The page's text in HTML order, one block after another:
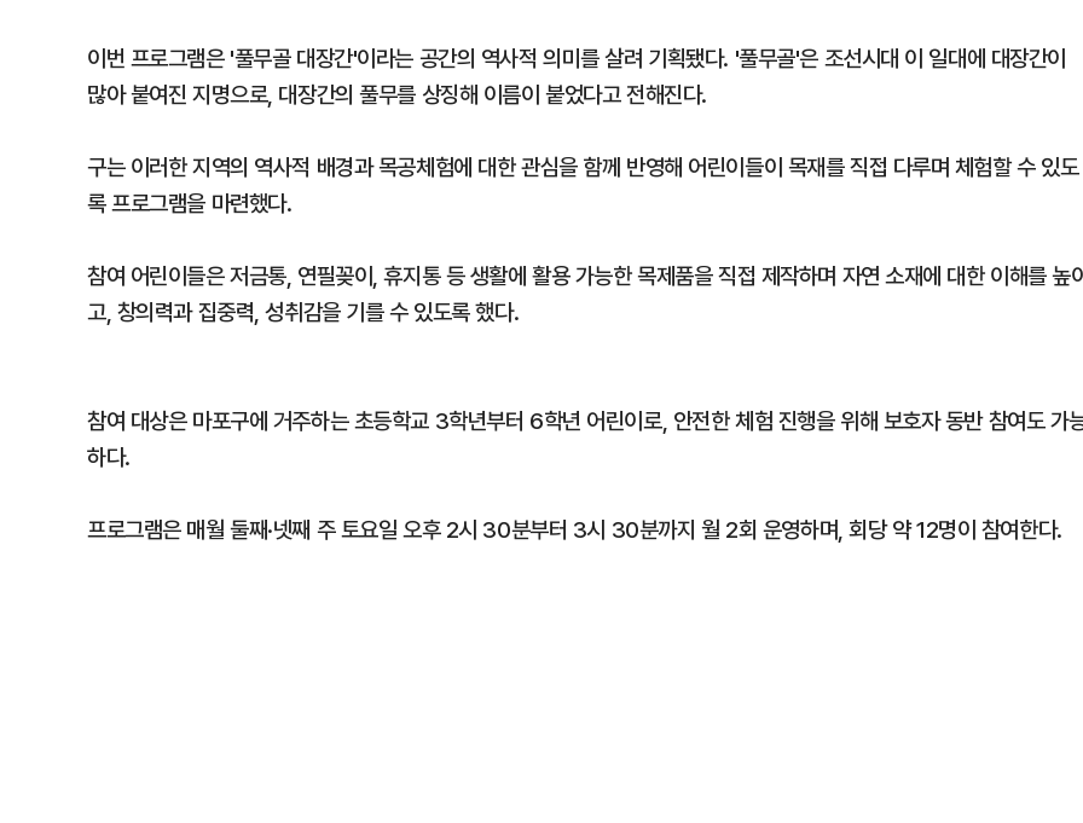
이번 프로그램은 '풀무골 대장간'이라는 공간의 역사적 의미를 살려 기획됐다. '풀무골'은 조선시대 이 일대에 대장간이
많아 붙여진 지명으로, 대장간의 풀무를 상징해 이름이 붙었다고 전해진다.
구는 이러한 지역의 역사적 배경과 목공체험에 대한 관심을 함께 반영해 어린이들이 목재를 직접 다루며 체험할 수 있도
록 프로그램을 마련했다.
참여 어린이들은 저금통, 연필꽂이, 휴지통 등 생활에 활용 가능한 목제품을 직접 제작하며 자연 소재에 대한 이해를 높
고, 창의력과 집중력, 성취감을 기를 수 있도록 했다.
참여 대상은 마포구에 거주하는 초등학교 3학년부터 6학년 어린이로, 안전한 체험 진행을 위해 보호자 동반 참여도 가
하다.
프로그램은 매월 둘째·넷째 주 토요일 오후 2시 30분부터 3시 30분까지 월 2회 운영하며, 회당 약 12명이 참여한다.